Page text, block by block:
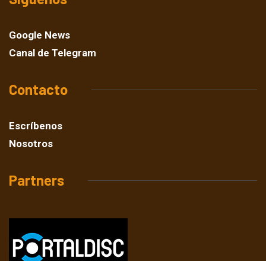
Google News
Canal de Telegram
Contacto
Escríbenos
Nosotros
Partners